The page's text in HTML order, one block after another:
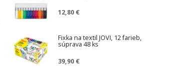
12,80 €
Fixka na textil JOVI, 12 farieb,
súprava 48 ks
39,90 €